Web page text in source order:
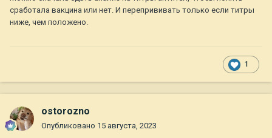
сработала вакцина или нет. И перепрививать только если титры
ниже, чем положено.
1
ostorozno
Опубликовано 15 августа, 2023